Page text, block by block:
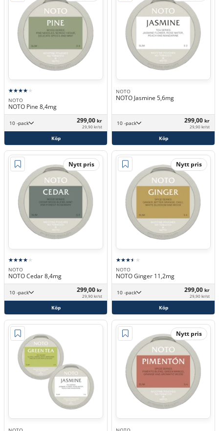
NOTO
NOTO Pine 8,4mg
10 -pack 299,00 kr
29,90 kr/st
Köp
NOTO
NOTO Jasmine 5,6mg
10 -pack 299,00 kr
29,90 kr/st
Köp
Nytt pris
NOTO
NOTO Cedar 8,4mg
10 -pack 299,00 kr
29,90 kr/st
Köp
Nytt pris
NOTO
NOTO Ginger 11,2mg
10 -pack 299,00 kr
29,90 kr/st
Köp
Nytt pris